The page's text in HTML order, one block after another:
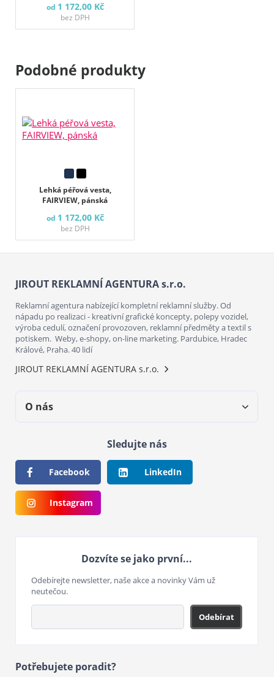
od 1 172,00 Kč
bez DPH
Podobné produkty
Lehká péřová vesta,
FAIRVIEW, pánská
od 1 172,00 Kč
bez DPH
JIROUT REKLAMNÍ AGENTURA s.r.o.
Reklamní agentura nabízející kompletní reklamní služby. Od
nápadu po realizaci - kreativní grafické koncepty, polepy vozidel,
výroba cedulí, označení provozoven, reklamní předměty a textil s
potiskem. Weby, e-shopy, on-line marketing. Pardubice, Hradec
Králové, Praha. 40 lidí
JIROUT REKLAMNÍ AGENTURA s.r.o.
O nás
Sledujte nás
Facebook LinkedIn
Instagram
Dozvíte se jako první...
Odebírejte newsletter, naše akce a novinky Vám už
neutečou.
Odebírat
Potřebujete poradit?